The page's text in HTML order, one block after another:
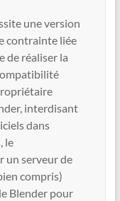
une version
contrainte liée
de réaliser la
interdisant
dans
le
un serveur de
compris)
Blender pour